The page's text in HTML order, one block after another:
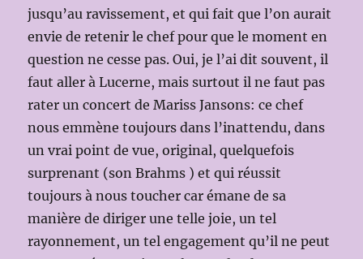
jusqu’au ravissement, et qui fait que l’on aurait
envie de retenir le chef pour que le moment en
question ne cesse pas. Oui, je l’ai dit souvent, il
faut aller à Lucerne, mais surtout il ne faut pas
rater un concert de Mariss Jansons: ce chef
nous emmène toujours dans l’inattendu, dans
un vrai point de vue, original, quelquefois
surprenant (son Brahms ) et qui réussit
toujours à nous toucher car émane de sa
manière de diriger une telle joie, un tel
rayonnement, un tel engagement qu’il ne peut